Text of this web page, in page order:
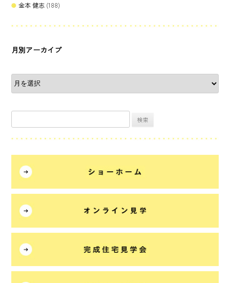
金本 健志 (188)
月別アーカイブ